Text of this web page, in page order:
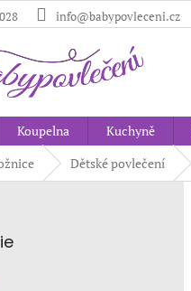
info@babypovleceni.cz
Koupelna Kuchyně
Dětské povlečení